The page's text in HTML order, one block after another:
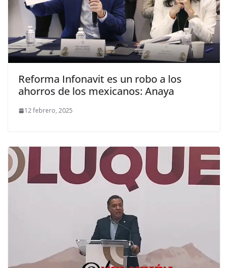
Reforma Infonavit es un robo a los
ahorros de los mexicanos: Anaya
12 febrero, 2025